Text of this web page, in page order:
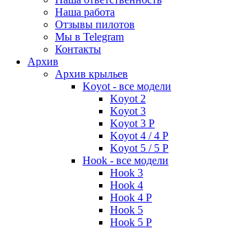
Наша работа
Отзывы пилотов
Мы в Telegram
Контакты
Архив
Архив крыльев
Koyot - все модели
Koyot 2
Koyot 3
Koyot 3 P
Koyot 4 / 4 P
Koyot 5 / 5 P
Hook - все модели
Hook 3
Hook 4
Hook 4 P
Hook 5
Hook 5 P